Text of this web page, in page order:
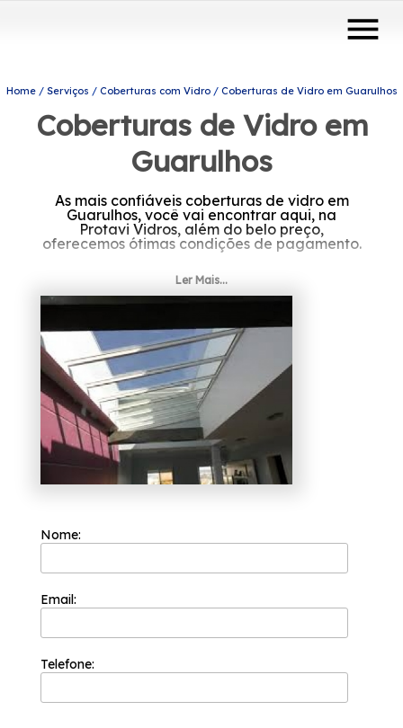
menu
Home Serviços Coberturas com Vidro Coberturas de Vidro em Guarulhos
Coberturas de Vidro em
Guarulhos
As mais confiáveis coberturas de vidro em
Guarulhos, você vai encontrar aqui, na
Protavi Vidros, além do belo preço,
oferecemos ótimas condições de pagamento.
Com comprometimento, qualidade e prazer
no que fazemos contamos com profissionais
envidraçamento de sacada articulada,
vidros comuns e temperados, portas, janelas,
guarda corpo, fechamento de área, box,
espelhos, entre outros.
Ler Mais...
Nome:
Email:
Telefone: